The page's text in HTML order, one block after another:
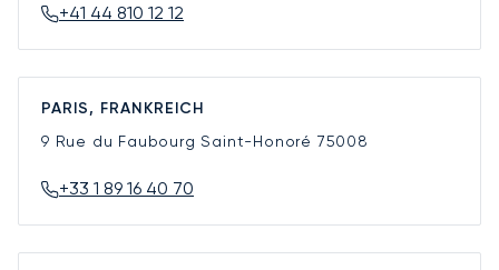
+41 44 810 12 12
PARIS, FRANKREICH
9 Rue du Faubourg Saint-Honoré 75008
+33 1 89 16 40 70